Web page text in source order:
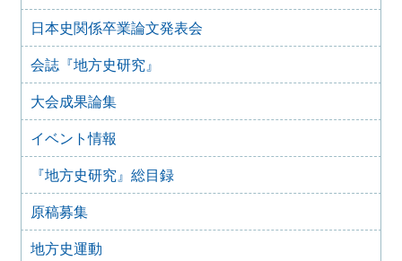
『地方史研究』432号 第74巻第6号 2024年12月
2024年11月21日
『地方史研究』431号 第74巻第5号 2024年10月
2024年11月20日
『地方史研究』430号 第74巻第4号 2024年8月
2024年6月4日
『地方史研究』429号 第75巻第3号 2024年6月
2024年6月4日
『地方史研究』428号 第74巻第2号 2024年4月
2024年6月4日
『地方史研究』427号 第74巻第1号 2024年2月
日本史関係卒業論文発表会
会誌『地方史研究』
大会成果論集
イベント情報
『地方史研究』総目録
原稿募集
地方史運動